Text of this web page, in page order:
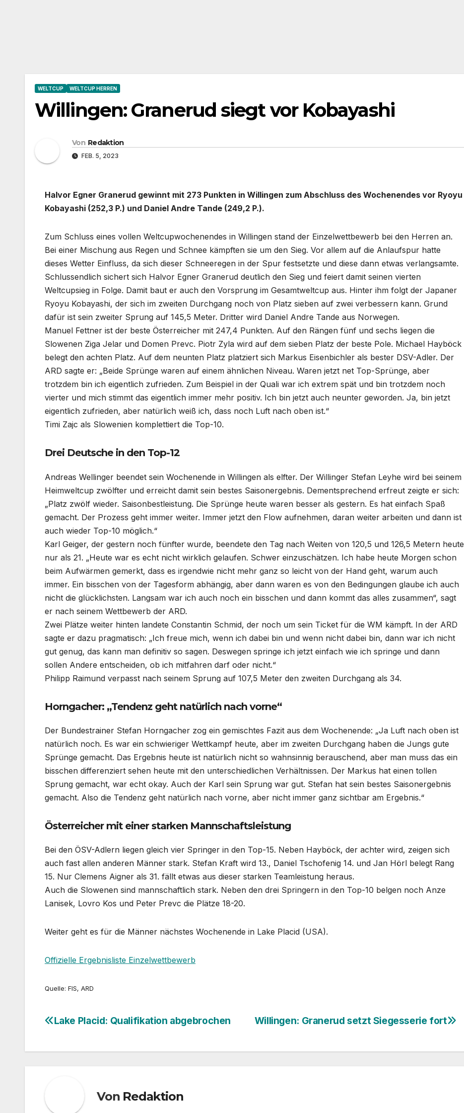
WELTCUP WELTCUP HERREN
Willingen: Granerud siegt vor Kobayashi
Von Redaktion
FEB. 5, 2023
Halvor Egner Granerud gewinnt mit 273 Punkten in Willingen zum Abschluss des Wochenendes vor Ryoyu
Kobayashi (252,3 P.) und Daniel Andre Tande (249,2 P.).
Zum Schluss eines vollen Weltcupwochenendes in Willingen stand der Einzelwettbewerb bei den Herren an.
Bei einer Mischung aus Regen und Schnee kämpften sie um den Sieg. Vor allem auf die Anlaufspur hatte
dieses Wetter Einfluss, da sich dieser Schneeregen in der Spur festsetzte und diese dann etwas verlangsamte.
Schlussendlich sichert sich Halvor Egner Granerud deutlich den Sieg und feiert damit seinen vierten
Weltcupsieg in Folge. Damit baut er auch den Vorsprung im Gesamtweltcup aus. Hinter ihm folgt der Japaner
Ryoyu Kobayashi, der sich im zweiten Durchgang noch von Platz sieben auf zwei verbessern kann. Grund
dafür ist sein zweiter Sprung auf 145,5 Meter. Dritter wird Daniel Andre Tande aus Norwegen.
Manuel Fettner ist der beste Österreicher mit 247,4 Punkten. Auf den Rängen fünf und sechs liegen die
Slowenen Ziga Jelar und Domen Prevc. Piotr Zyla wird auf dem sieben Platz der beste Pole. Michael Hayböck
belegt den achten Platz. Auf dem neunten Platz platziert sich Markus Eisenbichler als bester DSV-Adler. Der
ARD sagte er: „Beide Sprünge waren auf einem ähnlichen Niveau. Waren jetzt net Top-Sprünge, aber
trotzdem bin ich eigentlich zufrieden. Zum Beispiel in der Quali war ich extrem spät und bin trotzdem noch
vierter und mich stimmt das eigentlich immer mehr positiv. Ich bin jetzt auch neunter geworden. Ja, bin jetzt
eigentlich zufrieden, aber natürlich weiß ich, dass noch Luft nach oben ist.“
Timi Zajc als Slowenien komplettiert die Top-10.
Drei Deutsche in den Top-12
Andreas Wellinger beendet sein Wochenende in Willingen als elfter. Der Willinger Stefan Leyhe wird bei seinem
Heimweltcup zwölfter und erreicht damit sein bestes Saisonergebnis. Dementsprechend erfreut zeigte er sich:
„Platz zwölf wieder. Saisonbestleistung. Die Sprünge heute waren besser als gestern. Es hat einfach Spaß
gemacht. Der Prozess geht immer weiter. Immer jetzt den Flow aufnehmen, daran weiter arbeiten und dann ist
auch wieder Top-10 möglich.“
Karl Geiger, der gestern noch fünfter wurde, beendete den Tag nach Weiten von 120,5 und 126,5 Metern heute
nur als 21. „Heute war es echt nicht wirklich gelaufen. Schwer einzuschätzen. Ich habe heute Morgen schon
beim Aufwärmen gemerkt, dass es irgendwie nicht mehr ganz so leicht von der Hand geht, warum auch
immer. Ein bisschen von der Tagesform abhängig, aber dann waren es von den Bedingungen glaube ich auch
nicht die glücklichsten. Langsam war ich auch noch ein bisschen und dann kommt das alles zusammen“, sagt
er nach seinem Wettbewerb der ARD.
Zwei Plätze weiter hinten landete Constantin Schmid, der noch um sein Ticket für die WM kämpft. In der ARD
sagte er dazu pragmatisch: „Ich freue mich, wenn ich dabei bin und wenn nicht dabei bin, dann war ich nicht
gut genug, das kann man definitiv so sagen. Deswegen springe ich jetzt einfach wie ich springe und dann
sollen Andere entscheiden, ob ich mitfahren darf oder nicht.“
Philipp Raimund verpasst nach seinem Sprung auf 107,5 Meter den zweiten Durchgang als 34.
Horngacher: „Tendenz geht natürlich nach vorne“
Der Bundestrainer Stefan Horngacher zog ein gemischtes Fazit aus dem Wochenende: „Ja Luft nach oben ist
natürlich noch. Es war ein schwieriger Wettkampf heute, aber im zweiten Durchgang haben die Jungs gute
Sprünge gemacht. Das Ergebnis heute ist natürlich nicht so wahnsinnig berauschend, aber man muss das ein
bisschen differenziert sehen heute mit den unterschiedlichen Verhältnissen. Der Markus hat einen tollen
Sprung gemacht, war echt okay. Auch der Karl sein Sprung war gut. Stefan hat sein bestes Saisonergebnis
gemacht. Also die Tendenz geht natürlich nach vorne, aber nicht immer ganz sichtbar am Ergebnis.“
Österreicher mit einer starken Mannschaftsleistung
Bei den ÖSV-Adlern liegen gleich vier Springer in den Top-15. Neben Hayböck, der achter wird, zeigen sich
auch fast allen anderen Männer stark. Stefan Kraft wird 13., Daniel Tschofenig 14. und Jan Hörl belegt Rang
15. Nur Clemens Aigner als 31. fällt etwas aus dieser starken Teamleistung heraus.
Auch die Slowenen sind mannschaftlich stark. Neben den drei Springern in den Top-10 belgen noch Anze
Lanisek, Lovro Kos und Peter Prevc die Plätze 18-20.
Weiter geht es für die Männer nächstes Wochenende in Lake Placid (USA).
Offizielle Ergebnisliste Einzelwettbewerb
Quelle: FIS, ARD
Beitragsnavigation Willingen: Granerud setzt Siegesserie fort
Lake Placid: Qualifikation abgebrochen
Von Redaktion